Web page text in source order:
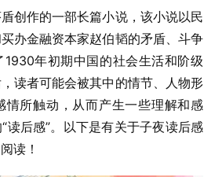
盾创作的一部长篇小说，该小说以民
办金融资本家赵伯韬的矛盾、斗争
年初期中国的社会生活和阶级
读者可能会被其中的情节、人物形
情所触动，从而产生一些理解和感
读后感”。以下是有关于子夜读后感
读！